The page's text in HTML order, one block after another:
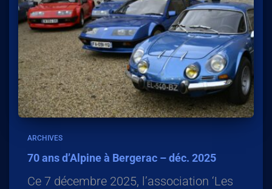
ARCHIVES
70 ans d’Alpine à Bergerac – déc. 2025
Ce 7 décembre 2025, l’association ‘Les